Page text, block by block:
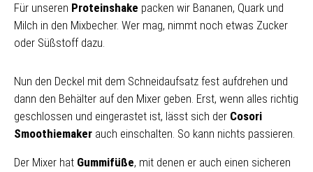
Für unseren Proteinshake packen wir Bananen, Quark und
Milch in den Mixbecher. Wer mag, nimmt noch etwas Zucker
oder Süßstoff dazu.
Nun den Deckel mit dem Schneidaufsatz fest aufdrehen und
dann den Behälter auf den Mixer geben. Erst, wenn alles richtig
geschlossen und eingerastet ist, lässt sich der Cosori
Smoothiemaker auch einschalten. So kann nichts passieren.
Der Mixer hat Gummifüße, mit denen er auch einen sicheren